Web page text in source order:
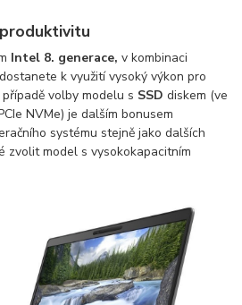
Intel 8. generace, v kombinaci
dostanete k využití vysoký výkon pro
volby modelu s SSD diskem (ve
NVMe) je dalším bonusem
systému stejně jako dalších
zvolit model s vysokokapacitním